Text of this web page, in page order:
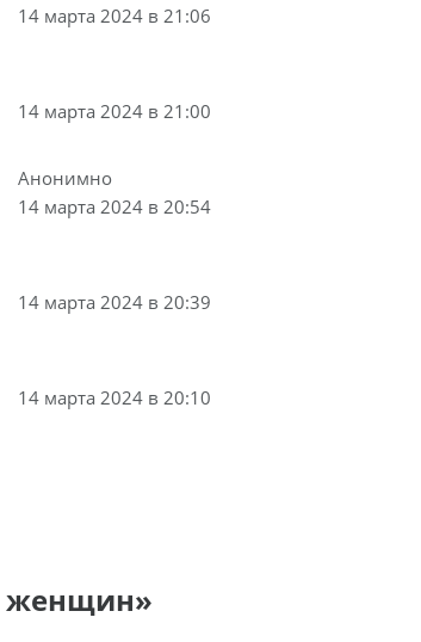
14 марта 2024 в 21:06
14 марта 2024 в 21:00
Анонимно
14 марта 2024 в 20:54
14 марта 2024 в 20:39
14 марта 2024 в 20:10
женщин»